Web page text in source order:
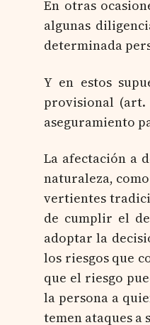
En otras
algunas
determinada
Y en estos
provisional (art.
aseguramiento
La afectación a
naturaleza,
vertientes
de cumplir el
adoptar la
los riesgos que
que el riesgo
la persona a
temen ataques a